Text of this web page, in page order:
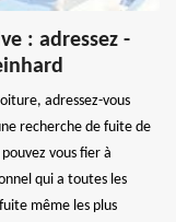
: adressez -
adressez-vous
recherche de fuite de
vous fier à
qui a toutes les
même les plus